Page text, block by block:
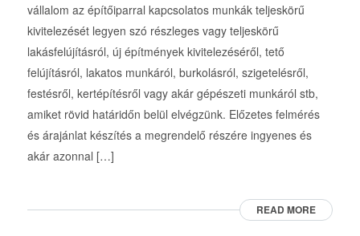
vállalom az építőiparral kapcsolatos munkák teljeskörű
kivitelezését legyen szó részleges vagy teljeskörű
lakásfelújításról, új építmények kivitelezéséről, tető
felújításról, lakatos munkáról, burkolásról, szigetelésről,
festésről, kertépítésről vagy akár gépészeti munkáról stb,
amiket rövid határidőn belül elvégzünk. Előzetes felmérés
és árajánlat készítés a megrendelő részére ingyenes és
akár azonnal […]
READ MORE